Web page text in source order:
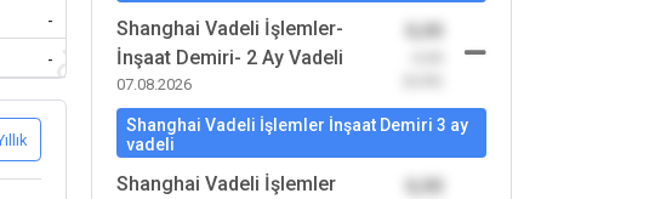
-
-
Shanghai Vadeli İşlemler-
İnşaat Demiri- 2 Ay Vadeli
07.08.2026
Shanghai Vadeli İşlemler İnşaat Demiri 3 ay
vadeli
Shanghai Vadeli İşlemler